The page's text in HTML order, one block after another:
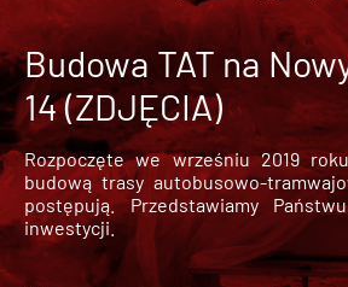
Budowa TAT na
14 (ZDJĘCIA)
Rozpoczęte we wrześniu 2019
budową trasy autobusowo-
postępują. Przedstawiamy
inwestycji.